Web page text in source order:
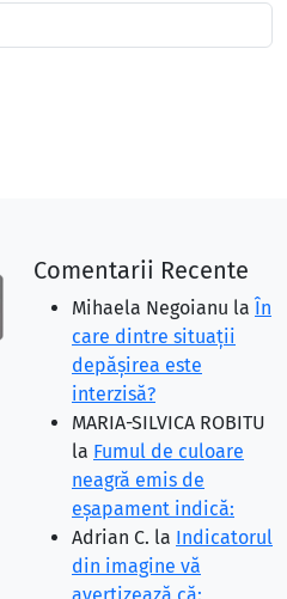
Comentarii Recente
Mihaela Negoianu la În
care dintre situaţii
depăşirea este
interzisă?
MARIA-SILVICA ROBITU
la Fumul de culoare
neagră emis de
eşapament indică:
Adrian C. la Indicatorul
din imagine vă